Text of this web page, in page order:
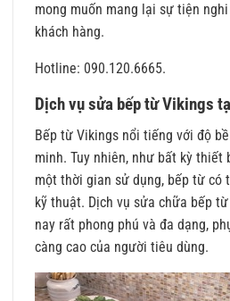
mong muốn mang lại sự tiện
khách hàng.
Hotline: 090.120.6665.
Dịch vụ sửa bếp từ Vikings
Bếp từ Vikings nổi tiếng với độ
minh. Tuy nhiên, như bất kỳ thiết
một thời gian sử dụng, bếp từ có
kỹ thuật. Dịch vụ sửa chữa bếp
nay rất phong phú và đa dạng,
càng cao của người tiêu dùng.